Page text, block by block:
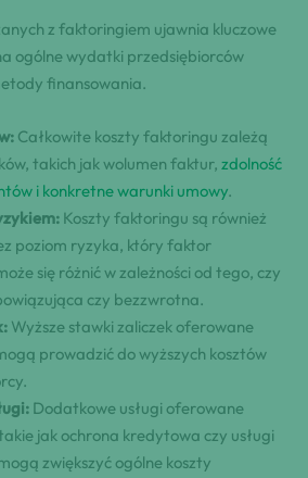
z faktoringiem ujawnia kluczowe
ogólne wydatki przedsiębiorców
finansowania.
Całkowite koszty faktoringu zależą
takich jak wolumen faktur, zdolność
i konkretne warunki umowy.
Koszty faktoringu są również
poziom ryzyka, który faktor
się różnić w zależności od tego, czy
czy bezzwrotna.
Wyższe stawki zaliczek oferowane
prowadzić do wyższych kosztów
Dodatkowe usługi oferowane
jak ochrona kredytowa czy usługi
zwiększyć ogólne koszty